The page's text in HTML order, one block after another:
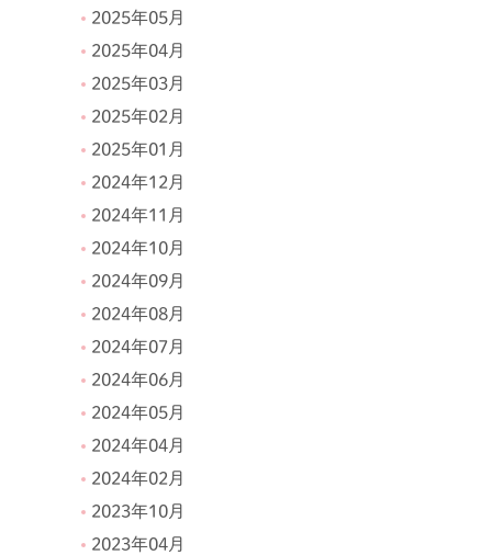
2025年05月
2025年04月
2025年03月
2025年02月
2025年01月
2024年12月
2024年11月
2024年10月
2024年09月
2024年08月
2024年07月
2024年06月
2024年05月
2024年04月
2024年02月
2023年10月
2023年04月